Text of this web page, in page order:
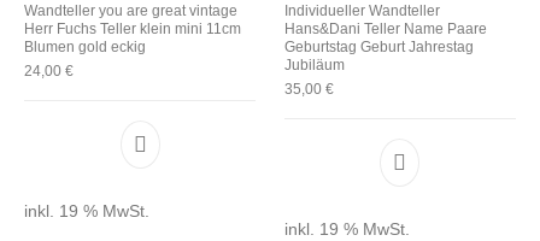
Wandteller you are great vintage
Herr Fuchs Teller klein mini 11cm
Blumen gold eckig
24,00€
inkl. 19 % MwSt.
Individueller Wandteller
Hans&Dani Teller Name Paare
Geburtstag Geburt Jahrestag
Jubiläum
35,00 €
inkl. 19 % MwSt.